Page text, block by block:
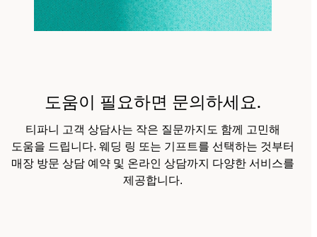
도움이 필요하면 문의하세요.
티파니 고객 상담사는 작은 질문까지도 함께 고민해
도움을 드립니다. 웨딩 링 또는 기프트를 선택하는 것부터
매장 방문 상담 예약 및 온라인 상담까지 다양한 서비스를
제공합니다.